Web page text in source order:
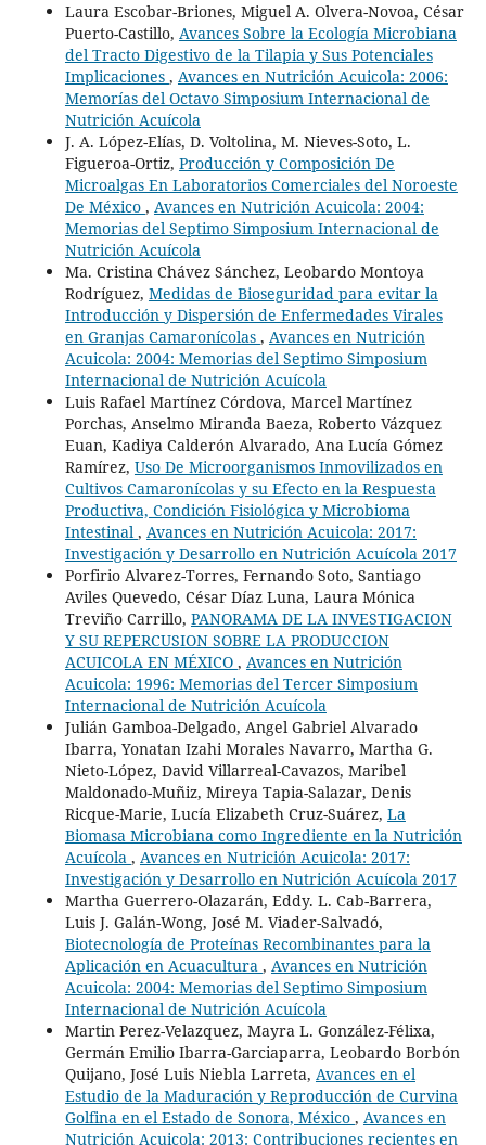
Laura Escobar-Briones, Miguel A. Olvera-Novoa, César
Puerto-Castillo, Avances Sobre la Ecología Microbiana
del Tracto Digestivo de la Tilapia y Sus Potenciales
Implicaciones , Avances en Nutrición Acuicola: 2006:
Memorías del Octavo Simposium Internacional de
Nutrición Acuícola
J. A. López-Elías, D. Voltolina, M. Nieves-Soto, L.
Figueroa-Ortiz, Producción y Composición De
Microalgas En Laboratorios Comerciales del Noroeste
De México , Avances en Nutrición Acuicola: 2004:
Memorias del Septimo Simposium Internacional de
Nutrición Acuícola
Ma. Cristina Chávez Sánchez, Leobardo Montoya
Rodríguez, Medidas de Bioseguridad para evitar la
Introducción y Dispersión de Enfermedades Virales
en Granjas Camaronícolas , Avances en Nutrición
Acuicola: 2004: Memorias del Septimo Simposium
Internacional de Nutrición Acuícola
Luis Rafael Martínez Córdova, Marcel Martínez
Porchas, Anselmo Miranda Baeza, Roberto Vázquez
Euan, Kadiya Calderón Alvarado, Ana Lucía Gómez
Ramírez, Uso De Microorganismos Inmovilizados en
Cultivos Camaronícolas y su Efecto en la Respuesta
Productiva, Condición Fisiológica y Microbioma
Intestinal , Avances en Nutrición Acuicola: 2017:
Investigación y Desarrollo en Nutrición Acuícola 2017
Porfirio Alvarez-Torres, Fernando Soto, Santiago
Aviles Quevedo, César Díaz Luna, Laura Mónica
Treviño Carrillo, PANORAMA DE LA INVESTIGACION
Y SU REPERCUSION SOBRE LA PRODUCCION
ACUICOLA EN MÉXICO , Avances en Nutrición
Acuicola: 1996: Memorias del Tercer Simposium
Internacional de Nutrición Acuícola
Julián Gamboa-Delgado, Angel Gabriel Alvarado
Ibarra, Yonatan Izahi Morales Navarro, Martha G.
Nieto-López, David Villarreal-Cavazos, Maribel
Maldonado-Muñiz, Mireya Tapia-Salazar, Denis
Ricque-Marie, Lucía Elizabeth Cruz-Suárez, La
Biomasa Microbiana como Ingrediente en la Nutrición
Acuícola , Avances en Nutrición Acuicola: 2017:
Investigación y Desarrollo en Nutrición Acuícola 2017
Martha Guerrero-Olazarán, Eddy. L. Cab-Barrera,
Luis J. Galán-Wong, José M. Viader-Salvadó,
Biotecnología de Proteínas Recombinantes para la
Aplicación en Acuacultura , Avances en Nutrición
Acuicola: 2004: Memorias del Septimo Simposium
Internacional de Nutrición Acuícola
Martin Perez-Velazquez, Mayra L. González-Félixa,
Germán Emilio Ibarra-Garciaparra, Leobardo Borbón
Quijano, José Luis Niebla Larreta, Avances en el
Estudio de la Maduración y Reproducción de Curvina
Golfina en el Estado de Sonora, México , Avances en
Nutrición Acuicola: 2013: Contribuciones recientes en